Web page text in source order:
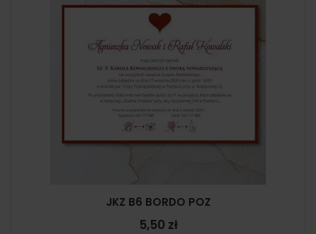
JKZ B6 BORDO POZ
5,50 zł